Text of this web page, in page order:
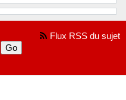
Flux RSS du sujet